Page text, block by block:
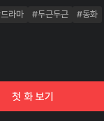
남장!잠입!하는것. 남자
에게 끌리는 휘안과, 그런
라마 #두근두근
#동화
첫 화 보기